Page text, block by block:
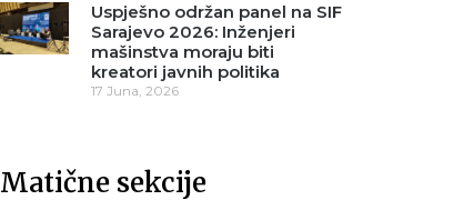
Uspješno održan panel na SIF
Sarajevo 2026: Inženjeri
mašinstva moraju biti
kreatori javnih politika
17 Juna, 2026
Matične sekcije